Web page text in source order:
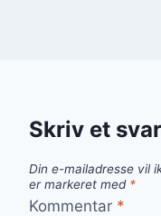
Skriv et svar
Din e-mailadresse vil
er markeret med *
Kommentar *